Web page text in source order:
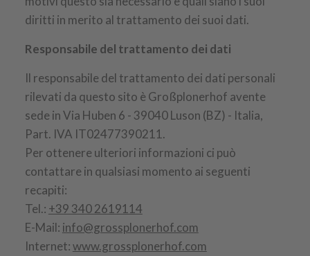
diritti in merito al trattamento dei suoi dati.
Responsabile del trattamento dei dati
Il responsabile del trattamento dei dati personali
rilevati da questo sito è Großplonerhof avente
sede in Via Huben 6 - 39040 Luson (BZ) - Italia,
Part. IVA IT02477390211.
Per ottenere ulteriori informazioni ci può
contattare in qualsiasi momento ai seguenti
recapiti:
Tel.: +39 340 2619114
E-Mail: info@grossplonerhof.com
Internet:www.grossplonerhof.com